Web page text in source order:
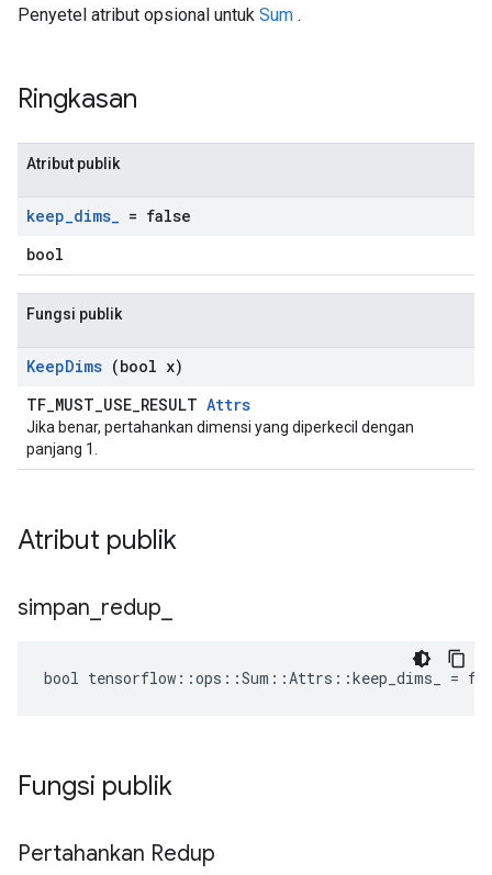
Penyetel atribut opsional untuk Sum .
Ringkasan
Atribut publik
keep_dims_ = false
bool
Fungsi publik
KeepDims (bool x)
TF_MUST_USE_RESULT Attrs
Jika benar, pertahankan dimensi yang diperkecil dengan
panjang 1.
Atribut publik
simpan redup
bool tensorflow::ops::Sum::Attrs::keep_dims_ =
Fungsi publik
Pertahankan Redup